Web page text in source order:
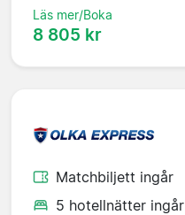
Läs mer/Boka
8 805 kr
Matchbiljett ingår
5 hotellnätter ingår